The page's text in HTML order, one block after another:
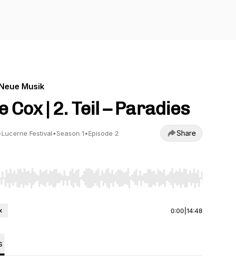
Musik
Cox | 2. Teil – Paradies
Lucerne Festival•Season 1•Episode 2 Share
Left/Right to seek, Home/End to jump to start or end. Hold
0:00 14:48